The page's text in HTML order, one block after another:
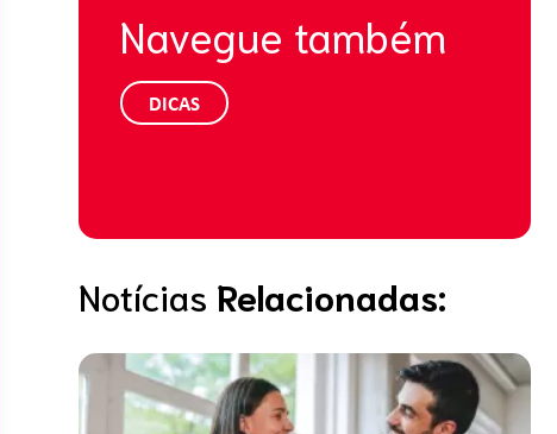
Navegue também
DICAS
Notícias Relacionadas: